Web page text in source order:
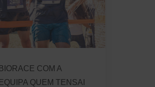
BIORACE COM A
EQUIPA QUEM TENSAI